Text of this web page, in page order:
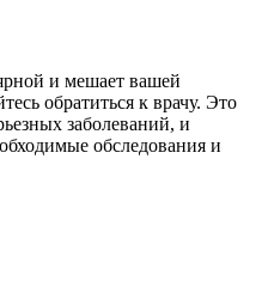
и мешает вашей
обратиться к врачу. Это
заболеваний, и
обследования и